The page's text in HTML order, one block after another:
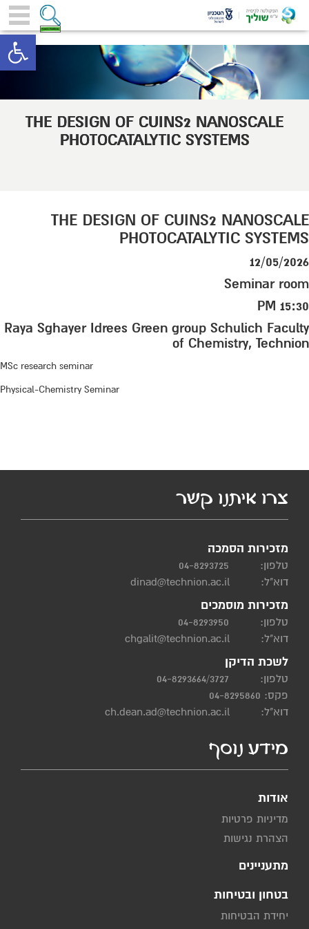
THE DESIGN OF CUINS2 NANOSCALE
PHOTOCATALYTIC SYSTEMS
THE DESIGN OF CUINS2 NANOSCALE
PHOTOCATALYTIC SYSTEMS
12/05/2026
Seminar room
15:30 PM
Raya Sghayer Idrees Green group Schulich Faculty
of Chemistry, Technion
MSc research seminar
Physical-Chemistry Seminar
צרו איתנו קשר
מזכירות הסמכה
טלפון:
04-8293725
דוא"ל:
dinad@technion.ac.il
מזכירות מוסמכים
טלפון:
04-8293950
דוא"ל:
chgalit@technion.ac.il
לשכת הדיקן
טלפון:
04-8293664/3727
פקס: 04-8295860
דוא"ל:
ch.dean.ad@technion.ac.il
מידע נוסף
אודות
מדיניות פרטיות
הצהרת נגישות
מתעניינים
בטחון ובטיחות
יחידת הבטיחות